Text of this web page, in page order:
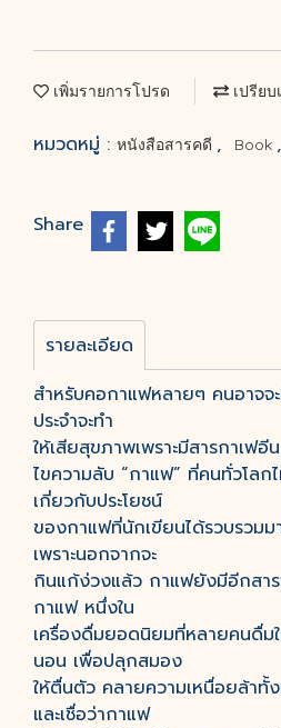
เพิ่มรายการโปรด เปรียบ
หมวดหมู่ : หนังสือสารคดี , Book ,
Share
รายละเอียด
สำหรับคอกาแฟหลายๆ คนอาจจ
ประจำจะทำ
ให้เสียสุขภาพเพราะมีสารกาเฟ
ไขความลับ “กาแฟ” ที่คนทั่วโลก
เกี่ยวกับประโยชน์
ของกาแฟที่นักเขียนได้รวบรวมม
เพราะนอกจากจะ
กินแก้ง่วงแล้ว กาแฟยังมีอีกสาร
กาแฟ หนึ่งใน
เครื่องดื่มยอดนิยมที่หลายคนดื่ม
นอน เพื่อปลุกสมอง
ให้ตื่นตัว คลายความเหนื่อยล้าทั้
และเชื่อว่ากาแฟ